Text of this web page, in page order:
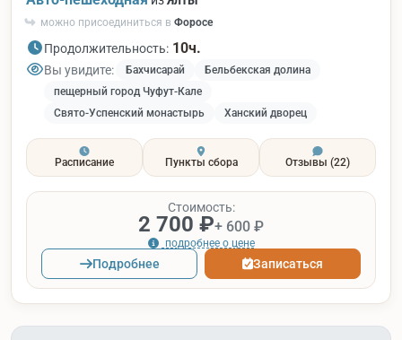
можно присоединиться в Форосе
Продолжительность: 10ч.
Вы увидите: Бахчисарай
Бельбекская долина
пещерный город Чуфут-Кале
Свято-Успенский монастырь
Ханский дворец
Расписание Пункты сбора Отзывы (22)
Стоимость:
2 700 ₽+ 600 ₽
подробнее о цене
Подробнее Записаться